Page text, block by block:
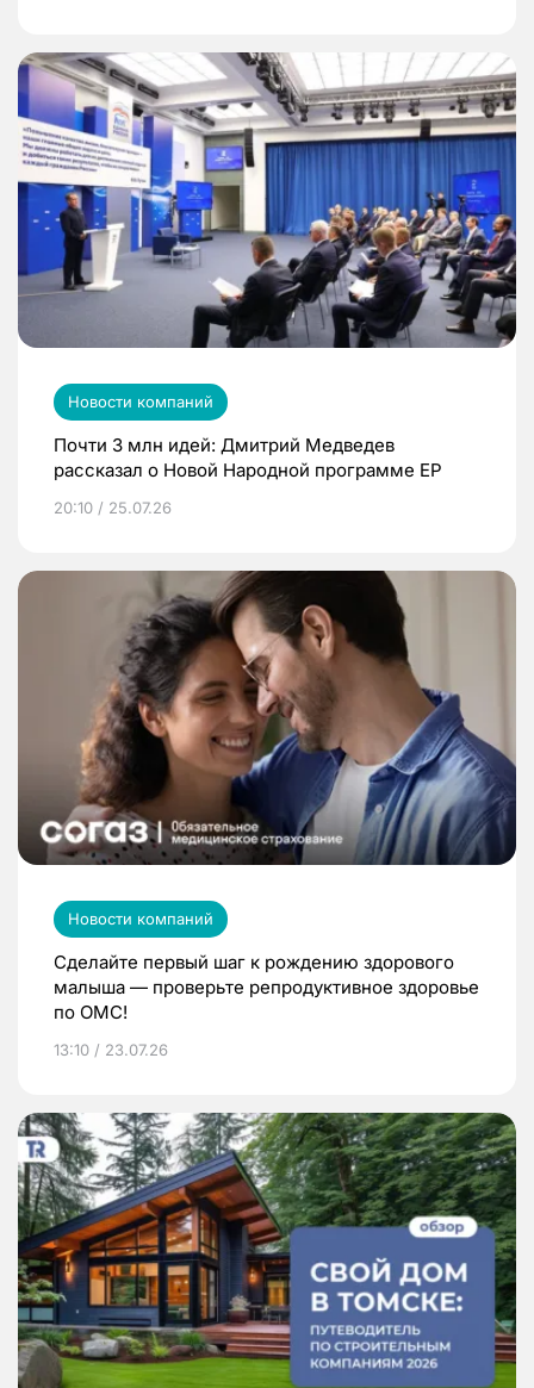
Новости компаний
Почти 3 млн идей: Дмитрий Медведев
рассказал о Новой Народной программе ЕР
20:10 / 25.07.26
Новости компаний
Сделайте первый шаг к рождению здорового
малыша — проверьте репродуктивное здоровье
по ОМС!
13:10 / 23.07.26